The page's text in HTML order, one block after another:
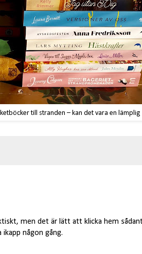
till stranden – kan det vara en
men det är lätt att klicka hem
ikapp någon gång.